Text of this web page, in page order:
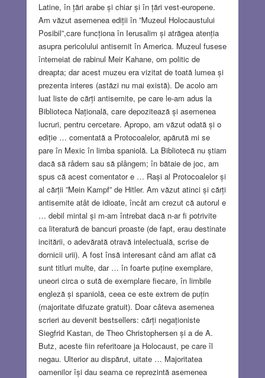
Latine, în țări arabe și chiar și în țări vest-europene.
Am văzut asemenea ediții în ”Muzeul Holocaustului
Posibil”,care funcționa în Ierusalim și atrăgea atenția
asupra pericolului antisemit în America. Muzeul fusese
întemeiat de rabinul Meir Kahane, om politic de
dreapta; dar acest muzeu era vizitat de toată lumea și
prezenta interes (astăzi nu mai există). De acolo am
luat liste de cărți antisemite, pe care le-am adus la
Biblioteca Națională, care depozitează și asemenea
lucruri, pentru cercetare. Apropo, am văzut odată și o
ediție … comentată a Protocoalelor, apărută mi se
pare în Mexic în limba spaniolă. La Bibliotecă nu știam
dacă să râdem sau să plângem; în bătaie de joc, am
spus că acest comentator e … Rași al Protocoalelor și
al cărții ”Mein Kampf” de Hitler. Am văzut atinci și cărți
antisemite atât de idioate, încât am crezut că autorul e
… debil mintal și m-am întrebat dacă n-ar fi potrivite
ca literatură de bancuri proaste (de fapt, erau destinate
incitării, o adevărată otravă intelectuală, scrise de
dornicii urii). A fost însă interesant când am aflat că
sunt titluri multe, dar … în foarte puține exemplare,
uneori circa o sută de exemplare fiecare, în limbile
engleză și spaniolă, ceea ce este extrem de puțin
(majoritate difuzate gratuit). Doar câteva asemenea
scrieri au devenit bestsellers: cărți negaționiste
Siegfrid Kastan, de Theo Christophersen și a de A.
Butz, aceste fiin referitoare ja Holocaust, pe care îl
negau. Ulterior au dispărut, uitate … Majoritatea
oamenilor își dau seama ce reprezintă asemenea